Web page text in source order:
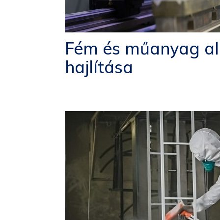
Állók
Fém és műanyag
hajlítása